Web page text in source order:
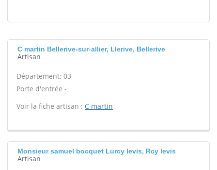
C martin Bellerive-sur-allier, Llerive, Bellerive
Artisan
Département: 03
Porte d'entrée -
Voir la fiche artisan : C martin
Monsieur samuel bocquet Lurcy levis, Rcy levis
Artisan